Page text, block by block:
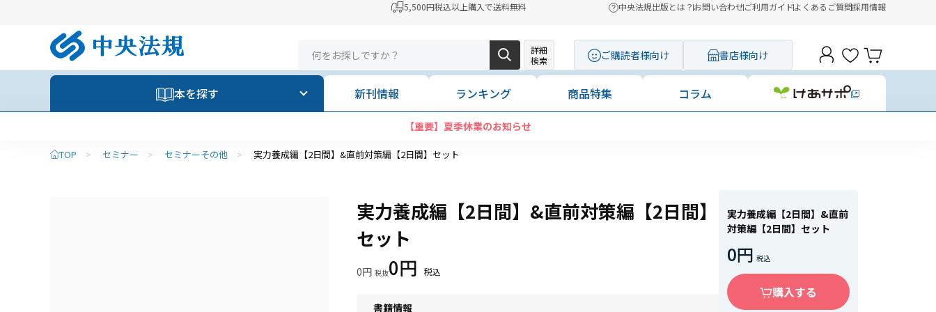
5,500円税込以上購入で送料無料 中央法規出版とは？お問い合わせご利用ガイドよくあるご質問採用情報
詳細
検索
ご購読者様向け 書店様向け
本を探す 新刊情報 ランキング 商品特集 コラム
【重要】夏季休業のお知らせ
TOP > セミナー > セミナーその他 > 実力養成編【2日間】&直前対策編【2日間】セット
実力養成編【2日間】&直前対策編【2日間】
セット
0円 0円
書籍情報
実力養成編【2日間】&直前
対策編【2日間】セット
0円
購入する